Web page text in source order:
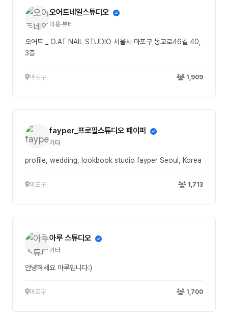
오어트네일스튜디오
미용·뷰티
오어트 _ O.AT NAIL STUDIO 서울시 마포구 동교로46길 40,
3층
마포구 1,909
fayper_프로필스튜디오 페이퍼
기타
profile, wedding, lookbook studio fayper Seoul, Korea
마포구 1,713
아루 스튜디오
기타
안녕하세요 아루입니다:)
마포구 1,700